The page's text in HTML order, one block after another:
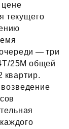
цене
текущего
— три
25М общей
квартир.